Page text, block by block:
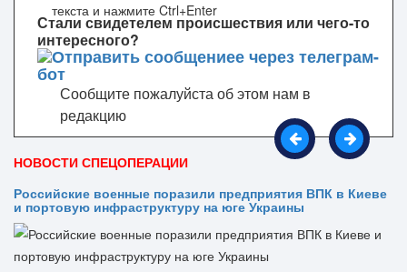
Стали свидетелем происшествия или чего-то
интересного?
Сообщите пожалуйста об этом нам в
редакцию
текста и нажмите Ctrl+Enter
НОВОСТИ СПЕЦОПЕРАЦИИ
Российские военные поразили предприятия ВПК в Киеве
и портовую инфраструктуру на юге Украины